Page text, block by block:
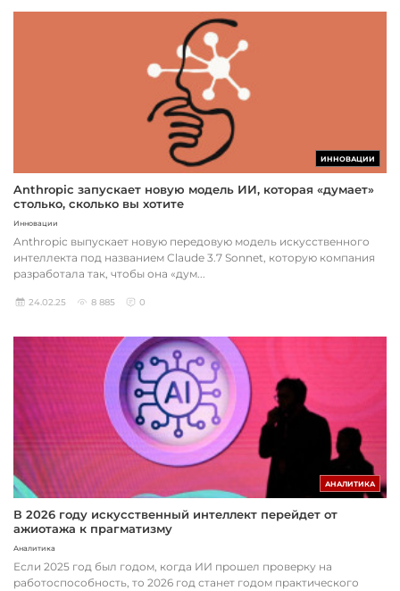
ИННОВАЦИИ
Anthropic запускает новую модель ИИ, которая «думает»
столько, сколько вы хотите
Инновации
Anthropic выпускает новую передовую модель искусственного
интеллекта под названием Claude 3.7 Sonnet, которую компания
разработала так, чтобы она «дум...
24.02.25 8 885 0
АНАЛИТИКА
В 2026 году искусственный интеллект перейдет от
ажиотажа к прагматизму
Аналитика
Если 2025 год был годом, когда ИИ прошел проверку на
работоспособность, то 2026 год станет годом практического